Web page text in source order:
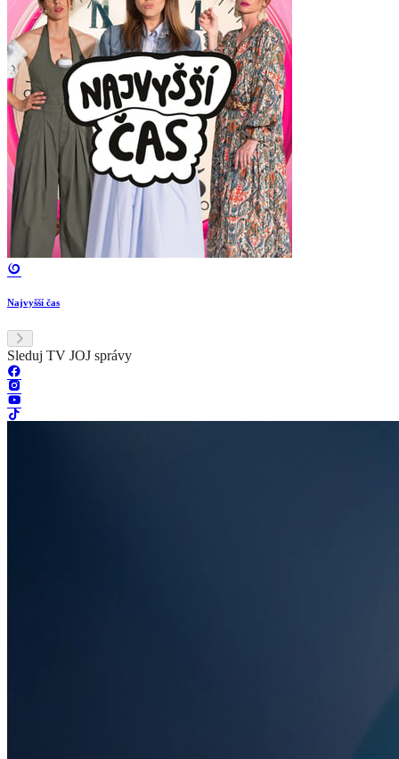
Najvyšší čas
Sleduj TV JOJ správy